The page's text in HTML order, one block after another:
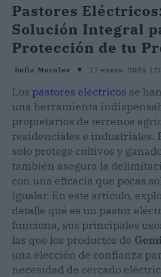
Pastores
Solución Integral
Protección de tu
Sofía Morales 17 enero, 2025
Los pastores eléctricos se
una herramienta
propietarios de terrenos
residenciales e industriales.
solo protege cultivos y
también asegura la
con una eficacia que pocas
igualar. En este artículo,
detalle qué es un pastor
funciona, sus principales
las que los productos de
una elección de confianza
necesidad de cercado